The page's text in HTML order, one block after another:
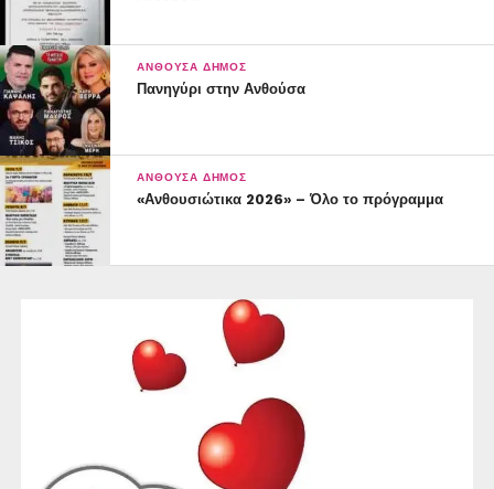
ΑΝΘΟΎΣΑ ΔΉΜΟΣ
Πανηγύρι στην Ανθούσα
ΑΝΘΟΎΣΑ ΔΉΜΟΣ
«Ανθουσιώτικα 2026» – Όλο το πρόγραμμα